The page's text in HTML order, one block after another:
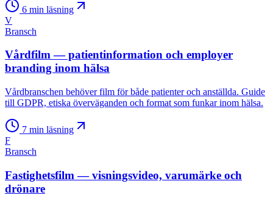
6 min läsning
V
Bransch
Vårdfilm — patientinformation och employer
branding inom hälsa
Vårdbranschen behöver film för både patienter och anställda. Guide
till GDPR, etiska överväganden och format som funkar inom hälsa.
7 min läsning
F
Bransch
Fastighetsfilm — visningsvideo, varumärke och
drönare